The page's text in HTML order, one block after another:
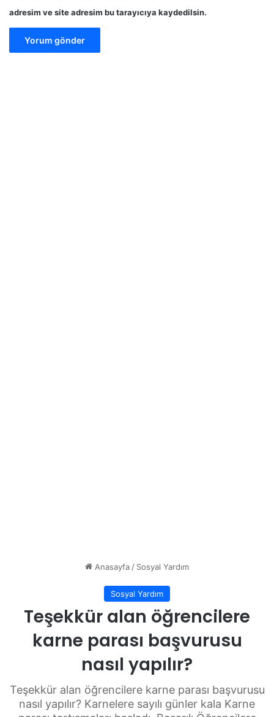
adresim ve site adresim bu tarayıcıya kaydedilsin.